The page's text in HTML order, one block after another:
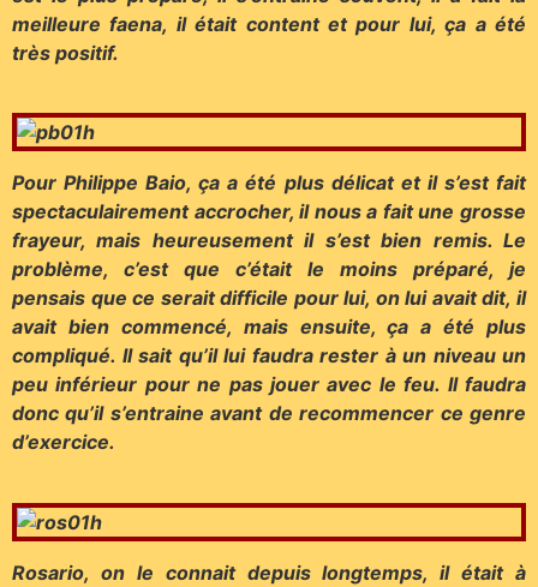
meilleure faena, il était content et pour lui, ça a été
très positif.
Pour Philippe Baio, ça a été plus délicat et il s’est fait
spectaculairement accrocher, il nous a fait une grosse
frayeur, mais heureusement il s’est bien remis. Le
problème, c’est que c’était le moins préparé, je
pensais que ce serait difficile pour lui, on lui avait dit, il
avait bien commencé, mais ensuite, ça a été plus
compliqué. Il sait qu’il lui faudra rester à un niveau un
peu inférieur pour ne pas jouer avec le feu. Il faudra
donc qu’il s’entraine avant de recommencer ce genre
d’exercice.
Rosario, on le connait depuis longtemps, il était à